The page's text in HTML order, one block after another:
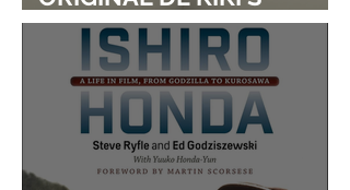
DELIVERY SERVICE